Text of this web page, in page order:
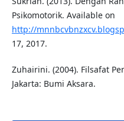
Psikomotorik. Available on
http://
17, 2017.
Zuhairini. (2004). Filsafat
Jakarta: Bumi Aksara.